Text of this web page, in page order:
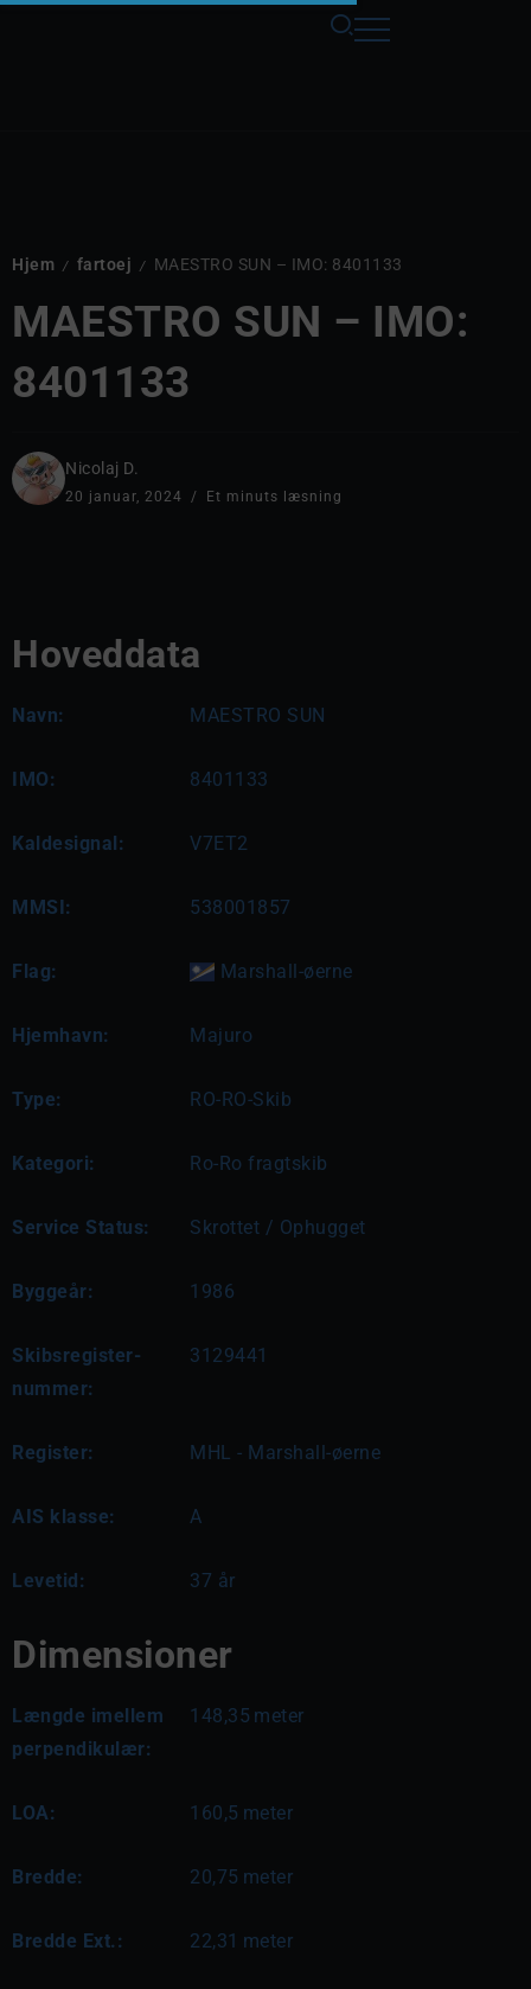
Hjem / fartoej / MAESTRO SUN – IMO: 8401133
MAESTRO SUN – IMO:
8401133
Nicolaj D.
20 januar, 2024 Et minuts læsning
Hoveddata
Navn: MAESTRO SUN
IMO: 8401133
Kaldesignal: V7ET2
MMSI: 538001857
Flag: Marshall-øerne
Hjemhavn: Majuro
Type: RO-RO-Skib
Kategori: Ro-Ro fragtskib
Service Status: Skrottet / Ophugget
Byggeår: 1986
Skibsregister-
nummer:
3129441
Register: MHL - Marshall-øerne
AIS klasse: A
Levetid: 37 år
Dimensioner
Længde imellem
perpendikulær:
148,35 meter
LOA: 160,5 meter
Bredde: 20,75 meter
Bredde Ext.: 22,31 meter